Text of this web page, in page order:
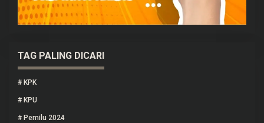
TAG PALING DICARI
# KPK
# KPU
# Pemilu 2024